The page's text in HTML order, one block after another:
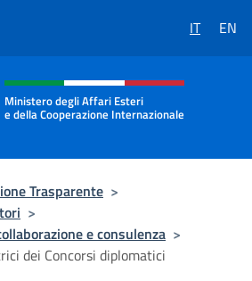
IT EN
social e menù
Ministero degli Affari Esteri
e della Cooperazione Internazionale
Trasparente >
>
e consulenza >
dei Concorsi diplomatici